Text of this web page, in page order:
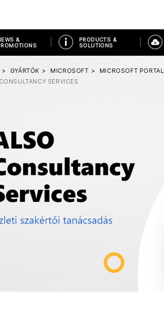
&
PRODUCTS &
SOLUTIONS
GYÁRTÓK MICROSOFT MICROSOFT PORTAL
SERVICES